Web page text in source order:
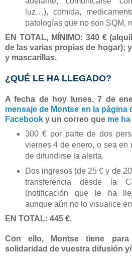
luz…), comida,
patologías que no son SQM,
EN TOTAL, MÍNIMO: 340 €
de las varias propias de hogar);
y mascarillas.
¿QUÉ LE HA LLEGADO?
A fecha de hoy lunes, 7 de
mensaje de Montse en la página
Facebook y un correo que me
300 € por parte de dos
viernes 4 de enero, o sea en
de difundirse la alerta.
Dos ingresos (de 25 € y de
transferencia desde la
(notificación que le ha
aunque aún no lo visualice
EN TOTAL: 445 €.
Con ello, Montse tiene
solidaridad de vuestra difusión